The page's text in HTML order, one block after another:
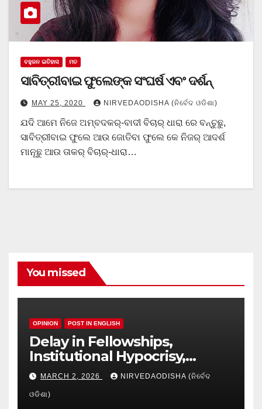
ବହୁଜନ ଇତିହାସ ମତ
ସାବିତ୍ରୀବାଇ ଫୁଲେଙ୍କ ସଂଘର୍ଷ ଏବଂ ଦର୍ଶନ୍
MAY 25, 2020 NIRVEDAODISHA (ନିର୍ବେଦ ଓଡିଶା)
ଯଦି ଆମେ ନିଜେ ଅମ୍ବଦକର୍-ବାଦୀ ବିଚାର୍ ଧାରା ରେ ବନ୍ଚୁଛୁ,
ସାବିତ୍ରୀବାଇ ଫୁଲେ ଆଉ ଜୋତିବା ଫୁଲେ କେ ନିଜର୍ ଆଦର୍ଶ
ମାନୂଛୁ ଆଉ ତାକର୍ ବିଚାର୍-ଧାରା…
You missed
OPINION POST IN ENGLISH
Delay in Fellowships,
Institutional Hypocrisy,
Research setbacks: A Hidden
Crisis in Odisha’s Higher
Education
MARCH 2, 2026 NIRVEDAODISHA (ନିର୍ବେଦ
ଓଡିଶା)